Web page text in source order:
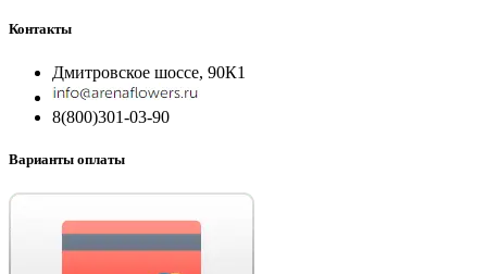
Контакты
Дмитровское шоссе, 90К1
8(800)301-03-90
Варианты оплаты